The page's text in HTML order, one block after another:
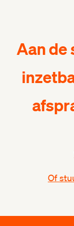
Aan de
Of